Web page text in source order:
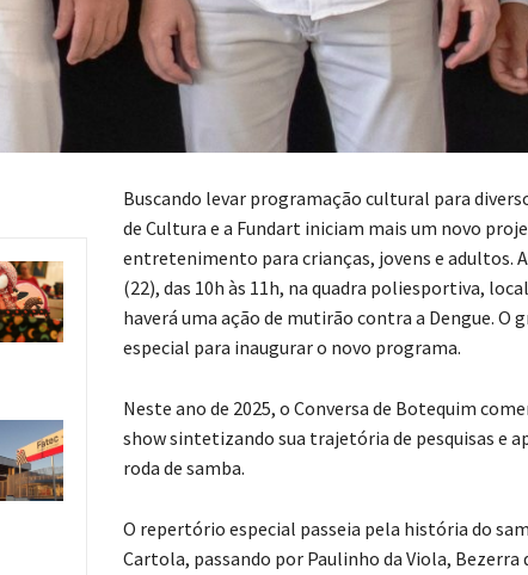
Buscando levar programação cultural para
de Cultura e a Fundart iniciam mais um novo
entretenimento para crianças, jovens e adultos.
(22), das 10h às 11h, na quadra poliesportiva,
haverá uma ação de mutirão contra a Dengue. O
especial para inaugurar o novo programa.
Neste ano de 2025, o Conversa de Botequim
show sintetizando sua trajetória de pesquisas e
roda de samba.
O repertório especial passeia pela história do
Cartola, passando por Paulinho da Viola,